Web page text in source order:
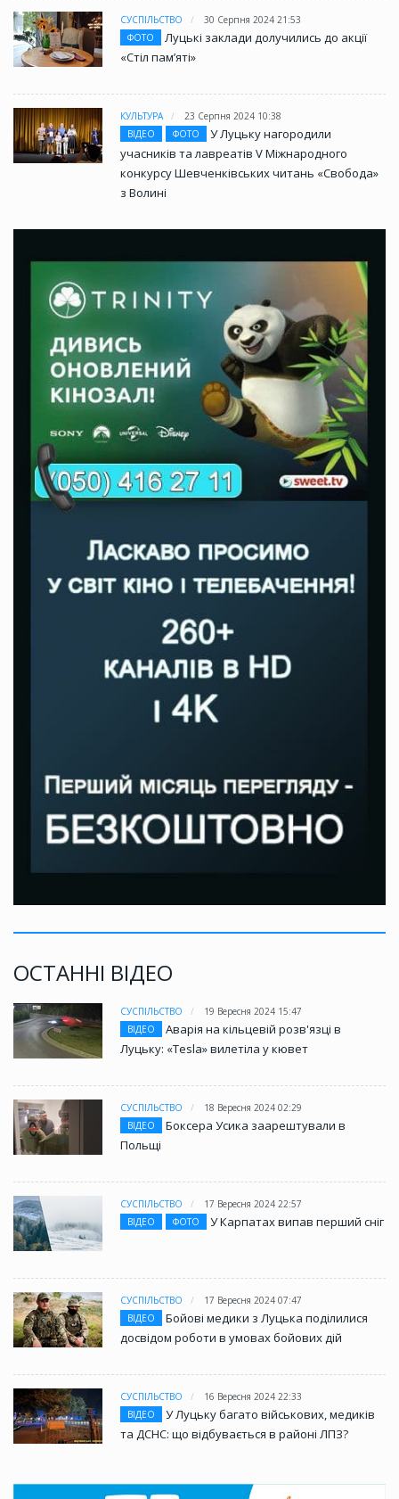
СУСПІЛЬСТВО
30 Серпня 2024 21:53
ФОТО
Луцькі заклади долучились до акції
«Стіл памʼяті»
КУЛЬТУРА
23 Серпня 2024 10:38
ВІДЕО
ФОТО
У Луцьку нагородили
учасників та лавреатів V Міжнародного
конкурсу Шевченківських читань «Свобода»
з Волині
ОСТАННІ ВІДЕО
СУСПІЛЬСТВО
19 Вересня 2024 15:47
ВІДЕО
Аварія на кільцевій розв'язці в
Луцьку: «Tesla» вилетіла у кювет
СУСПІЛЬСТВО
18 Вересня 2024 02:29
ВІДЕО
Боксера Усика заарештували в
Польщі
СУСПІЛЬСТВО
17 Вересня 2024 22:57
ВІДЕО
ФОТО У Карпатах випав перший сніг
СУСПІЛЬСТВО
17 Вересня 2024 07:47
ВІДЕО
Бойові медики з Луцька поділилися
досвідом роботи в умовах бойових дій
СУСПІЛЬСТВО
16 Вересня 2024 22:33
ВІДЕО
У Луцьку багато військових, медиків
та ДСНС: що відбувається в районі ЛПЗ?